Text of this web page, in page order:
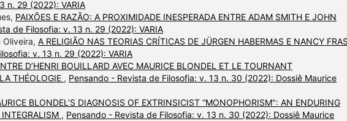
n. 29 (2022): VARIA
PAIXÕES E RAZÃO: A PROXIMIDADE INESPERADA ENTRE ADAM SMITH E JOHN
de Filosofia: v. 13 n. 29 (2022): VARIA
Oliveira, A RELIGIÃO NAS TEORIAS CRÍTICAS DE JÜRGEN HABERMAS E NANCY
v. 13 n. 29 (2022): VARIA
D’HENRI BOUILLARD AVEC MAURICE BLONDEL ET LE TOURNANT
THÉOLOGIE , Pensando - Revista de Filosofia: v. 13 n. 30 (2022): Dossiê Maurice
BLONDEL’S DIAGNOSIS OF EXTRINSICIST “MONOPHORISM": AN ENDURING
, Pensando - Revista de Filosofia: v. 13 n. 30 (2022): Dossiê Maurice